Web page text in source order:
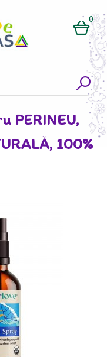
0
PERINEU,
100%